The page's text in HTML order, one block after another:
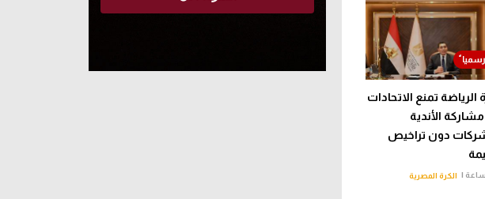
الرياضة تمنع الاتحادات
الأندية
دون تراخيص
ساعة | الكرة المصرية